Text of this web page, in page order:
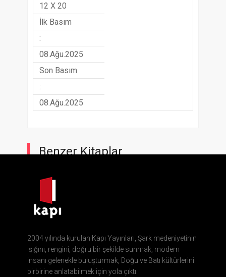
12 X 20
İlk Basım
:
08.Ağu.2025
Son Basım
:
08.Ağu.2025
Benzer Kitaplar
2004 yılında kurulan Kapı Yayınları, Şark medeniyetinin
ışığını, rengini, doğru bir şekilde sunmak, modern
insanı gelenekle buluşturmak, Doğu ve Batı kültürlerini
birbirine anlatabilmek için yola çıktı.